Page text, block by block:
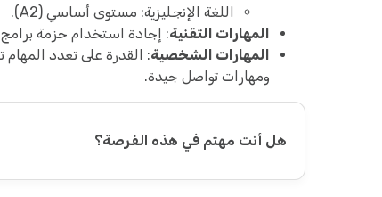
اللغة الإنجليزية: مستوى أساسي (A2).
المهارات التقنية: إجادة استخدام حزمة برامج MS Office (Excel, Word, Outlook).
المهارات الشخصية: القدرة على تعدد
ومهارات تواصل جيدة.
هل أنت مهتم في هذه الفرصة؟